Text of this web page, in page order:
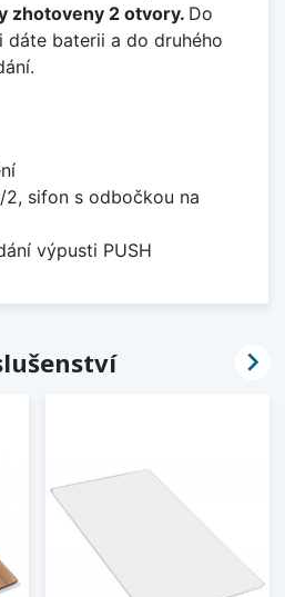
zhotoveny 2 otvory. Do
dáte baterii a do druhého
sifon s odbočkou na
výpusti PUSH
